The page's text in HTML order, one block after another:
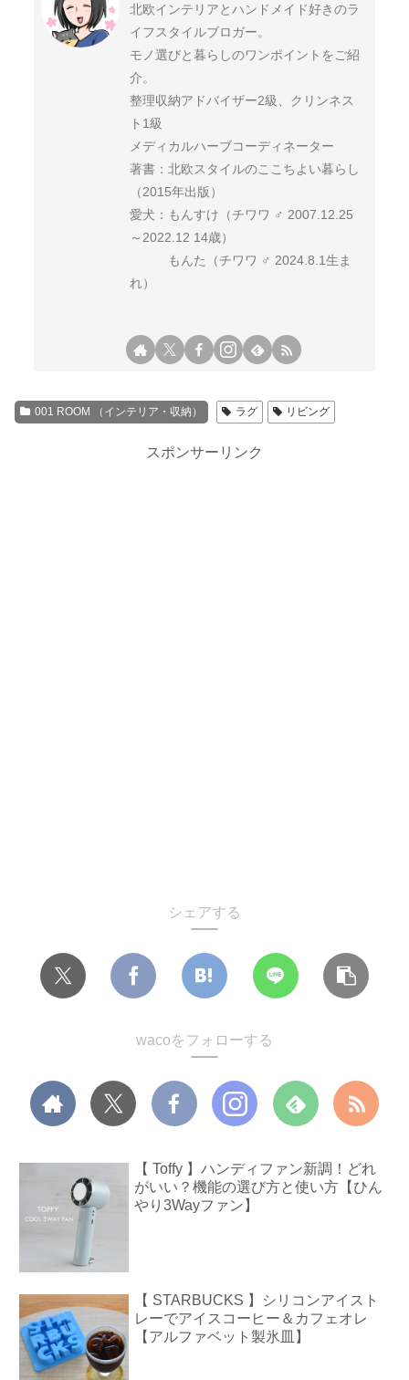
北欧インテリアとハンドメイド好きのラ
イフスタイルブロガー。
モノ選びと暮らしのワンポイントをご紹
介。
整理収納アドバイザー2級、クリンネス
ト1級
メディカルハーブコーディネーター
著書：北欧スタイルのここちよい暮らし
（2015年出版）
愛犬：もんすけ（チワワ ♂ 2007.12.25
～2022.12 14歳）
もんた（チワワ ♂ 2024.8.1生ま
れ）
001 ROOM （インテリア・収納） ラグ リビング
スポンサーリンク
シェアする
wacoをフォローする
【 Toffy 】ハンディファン新調！どれ
がいい？機能の選び方と使い方【ひん
やり3Wayファン】
【 STARBUCKS 】シリコンアイスト
レーでアイスコーヒー＆カフェオレ
【アルファベット製氷皿】